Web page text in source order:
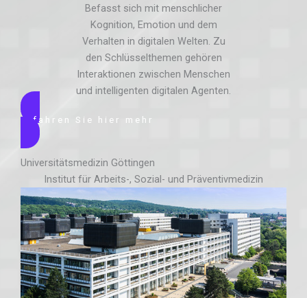
Befasst sich mit menschlicher
Kognition, Emotion und dem
Verhalten in digitalen Welten. Zu
den Schlüsselthemen gehören
Interaktionen zwischen Menschen
und intelligenten digitalen Agenten.
Erfahren Sie hier mehr
Universitätsmedizin Göttingen
Institut für Arbeits-, Sozial- und Präventivmedizin